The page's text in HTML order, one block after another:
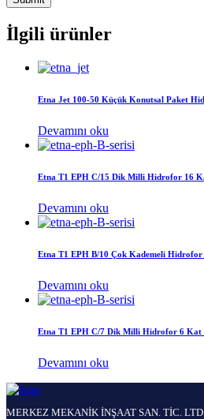
İlgili ürünler
Etna Jet 100-50 Küçük Konutsal Paket
Devamını oku
Etna T1 EPH C/15 Dik Milli Hidrofor 16
Devamını oku
Etna T1 EPH B/10 Çok Kademeli
Devamını oku
Etna T1 EPH C/7 Dik Milli Hidrofor 6 Kat
Devamını oku
MERKEZ MEKANİK İNŞAAT SAN. TİC. LTD.